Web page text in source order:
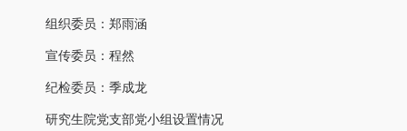
组织委员：郑雨涵
宣传委员：程然
纪检委员：季成龙
研究生院党支部党小组设置情况